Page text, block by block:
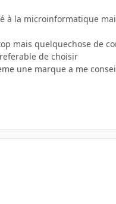
à la microinformatique
mais quelquechose de
de choisir
une marque a me